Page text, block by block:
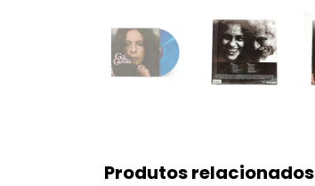
Produtos relacionados